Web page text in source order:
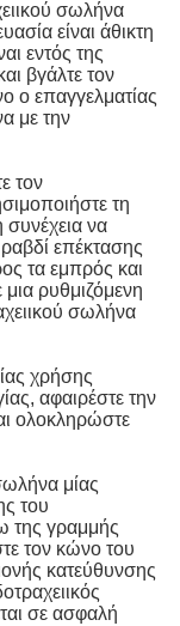
σωλήνα
είναι άθικτη
εντός της
βγάλτε τον
ο επαγγελματίας
με την
τον
τη
συνέχεια να
επέκτασης
τα εμπρός και
ρυθμιζόμενη
σωλήνα
χρήσης
αφαιρέστε την
ολοκληρώστε
μίας
του
της γραμμής
τον κώνο του
κατεύθυνσης
σε ασφαλή